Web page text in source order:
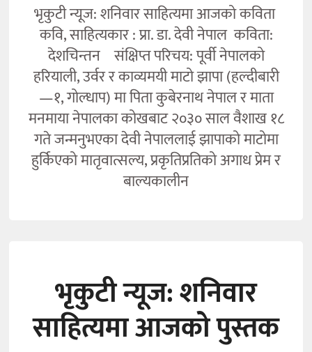
भृकुटी न्यूज: शनिवार साहित्यमा आजको कविता
कवि, साहित्यकार : प्रा. डा. देवी नेपाल कविता:
देशचिन्तन संक्षिप्त परिचय: पूर्वी नेपालको
हरियाली, उर्वर र काव्यमयी माटो झापा (हल्दीबारी
—१, गोल्धाप) मा पिता कुबेरनाथ नेपाल र माता
मनमाया नेपालका कोखबाट २०३० साल वैशाख १८
गते जन्मनुभएका देवी नेपाललाई झापाको माटोमा
हुर्किएको मातृवात्सल्य, प्रकृतिप्रतिको अगाध प्रेम र
बाल्यकालीन
भृकुटी न्यूज: शनिवार
साहित्यमा आजको पुस्तक